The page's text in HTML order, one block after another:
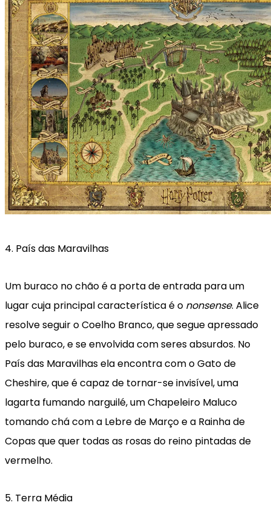
4. País das Maravilhas
Um buraco no chão é a porta de entrada para um
lugar cuja principal característica é o nonsense. Alice
resolve seguir o Coelho Branco, que segue apressado
pelo buraco, e se envolvida com seres absurdos. No
País das Maravilhas ela encontra com o Gato de
Cheshire, que é capaz de tornar-se invisível, uma
lagarta fumando narguilé, um Chapeleiro Maluco
tomando chá com a Lebre de Março e a Rainha de
Copas que quer todas as rosas do reino pintadas de
vermelho.
5. Terra Média